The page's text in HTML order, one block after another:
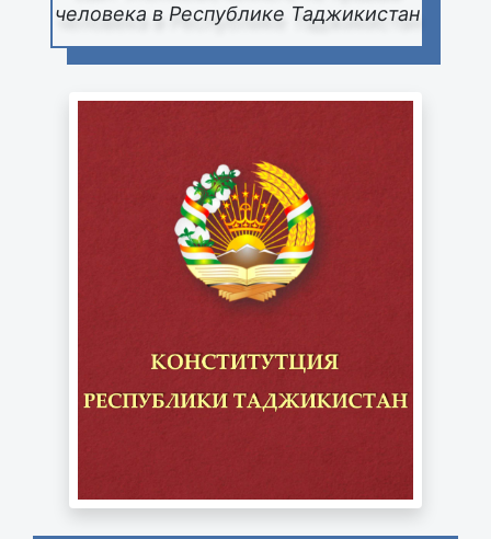
человека в Республике Таджикистан